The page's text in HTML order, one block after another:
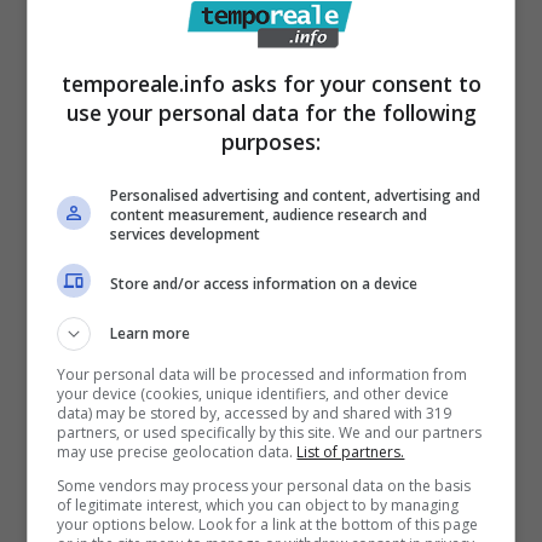
problemi di blocco delle pompe quando la
presenza di questa nelle condotte, aspetto
fiducioso che Acqualatina ci comunichi a
breve, come da impegno preso, quali
soluzioni amministrative ha individuato per
rispondere ai cittadini che hanno giustamente
lamentato l’emissione di fatture non congrue
e quale indennizzo sia plausibile per gli utenti
che in questi mesi hanno subito, oltre ai noti
problemi igienici/sanitari dovuti al mancato
approvvigionamento idrico, anche uno stress
psicologico e un danno economico per
l’installazione delle autoclavi.
temporeale.info asks for your consent to
use your personal data for the following
purposes:
Personalised advertising and content, advertising and
content measurement, audience research and
services development
Store and/or access information on a device
Learn more
Your personal data will be processed and information from
your device (cookies, unique identifiers, and other device
data) may be stored by, accessed by and shared with 319
partners, or used specifically by this site. We and our partners
may use precise geolocation data. List of partners.
Some vendors may process your personal data on the basis
of legitimate interest, which you can object to by managing
your options below. Look for a link at the bottom of this page